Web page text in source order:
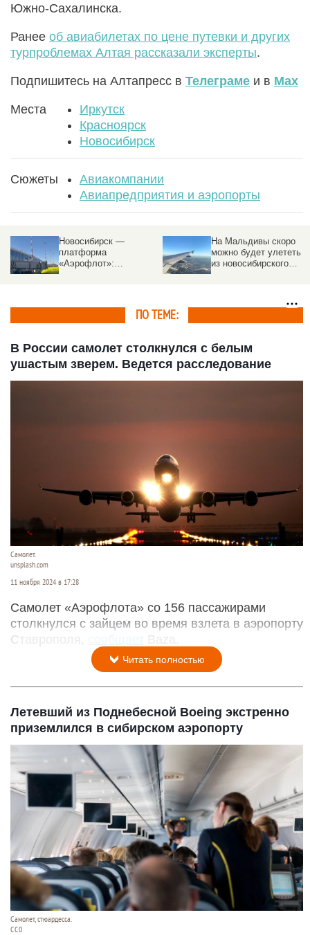
Южно-Сахалинска.
Ранее об авиабилетах по цене путевки и других
турпроблемах Алтая рассказали эксперты.
Подпишитесь на Алтапресс в Телеграме и в Max
Места
Иркутск
Красноярск
Новосибирск
Сюжеты
Авиакомпании
Авиапредприятия и аэропорты
На Мальдивы скоро
можно будет улететь
из новосибирского
При заходе на посадку
под фюзеляжем
пассажирского
ПО ТЕМЕ:
В России самолет столкнулся с белым
ушастым зверем. Ведется расследование
Самолет.
unsplash.com
11 ноября 2024 в 17:28
Самолет «Аэрофлота» со 156 пассажирами
столкнулся с зайцем во время взлета в аэропорту
Ставрополя,
сообщает Baza.
Читать полностью
Летевший из Поднебесной Boeing экстренно
приземлился в сибирском аэропорту
Самолет, стюардесса.
СС0